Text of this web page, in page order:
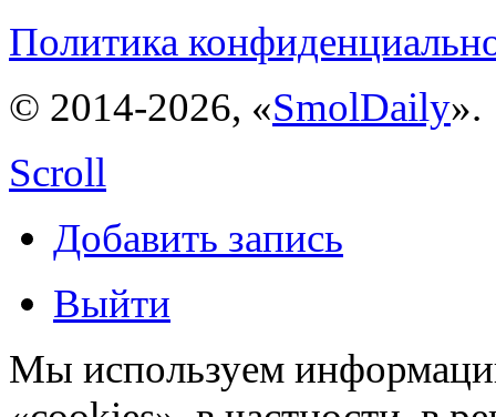
Политика
© 2014-2026, «SmolDaily».
Scroll
Добавить запись
Выйти
Мы используем